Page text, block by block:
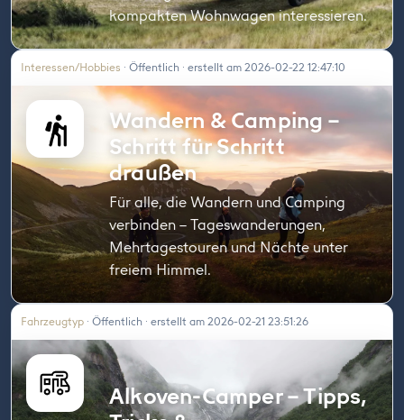
kompakten Wohnwagen interessieren.
Interessen/Hobbies · Öffentlich · erstellt am 2026-02-22 12:47:10
Wandern & Camping –
Schritt für Schritt
draußen
Für alle, die Wandern und Camping
verbinden – Tageswanderungen,
Mehrtagestouren und Nächte unter
freiem Himmel.
Fahrzeugtyp · Öffentlich · erstellt am 2026-02-21 23:51:26
Alkoven-Camper – Tipps,